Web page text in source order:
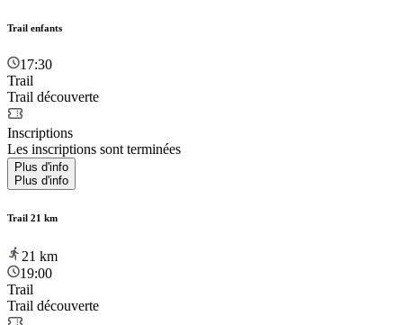
Trail enfants
17:30
Trail
Trail découverte
Inscriptions
Les inscriptions sont terminées
Plus d'info
Plus d'info
Trail 21 km
21 km
19:00
Trail
Trail découverte